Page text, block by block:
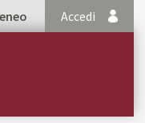
Accedi